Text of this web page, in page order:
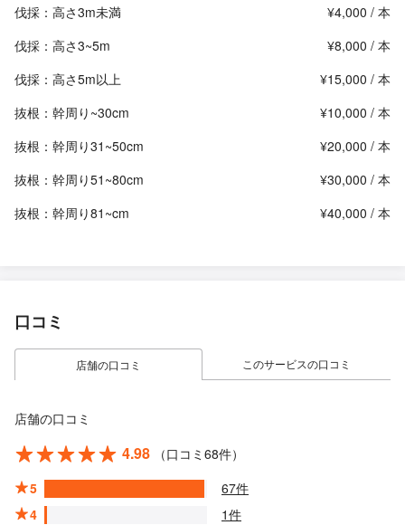
伐採：高さ3m未満
¥4,000 / 本
伐採：高さ3~5m
¥8,000 / 本
伐採：高さ5m以上
¥15,000 / 本
抜根：幹周り~30cm
¥10,000 / 本
抜根：幹周り31~50cm
¥20,000 / 本
抜根：幹周り51~80cm
¥30,000 / 本
抜根：幹周り81~cm
¥40,000 / 本
口コミ
店舗の口コミ このサービスの口コミ
店舗の口コミ
4.98
（口コミ68件）
5
67件
4
1件